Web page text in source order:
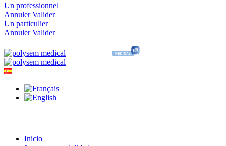
Un professionnel
Annuler Valider
Un particulier
Annuler Valider
Inicio